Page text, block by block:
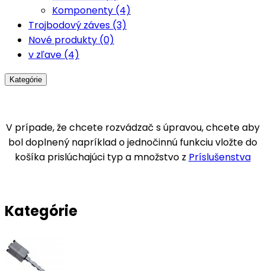
Komponenty (4)
Trojbodový záves (3)
Nové produkty (0)
v zľave (4)
Kategórie
V prípade, že chcete rozvádzač s úpravou, chcete aby
bol doplnený napríklad o jednočinnú funkciu vložte do
košíka prislúchajúci typ a množstvo z Príslušenstva
Kategórie